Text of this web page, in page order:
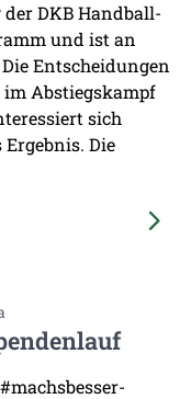
der DKB Handball-
und ist an
Entscheidungen
Abstiegskampf
sich
Die